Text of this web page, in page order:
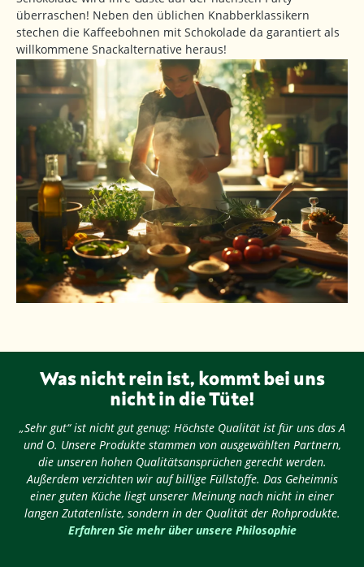
überraschen! Neben den üblichen Knabberklassikern
stechen die Kaffeebohnen mit Schokolade da garantiert als
willkommene Snackalternative heraus!
Was nicht rein ist, kommt bei uns
nicht in die Tüte!
„Sehr gut“ ist nicht gut genug: Höchste Qualität ist für uns das A
und O. Unsere Produkte stammen von ausgewählten Partnern,
die unseren hohen Qualitätsansprüchen gerecht werden.
Außerdem verzichten wir auf billige Füllstoffe. Das Geheimnis
einer guten Küche liegt unserer Meinung nach nicht in einer
langen Zutatenliste, sondern in der Qualität der Rohprodukte.
Erfahren Sie mehr über unsere Philosophie